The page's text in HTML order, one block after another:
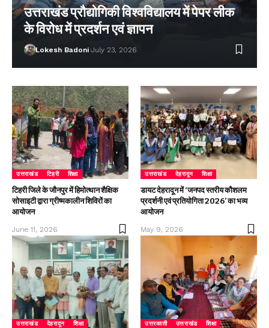
उत्तराखंड प्रौद्योगिकी विश्वविद्यालय में पेपर लीक
के विरोध में प्रदर्शन एवं ज्ञापन
Lokesh Badoni July 23, 2026
उत्तराखंड टिहरी शिक्षा
टिहरी जिले के जौनपुर में हिमोत्थान शैक्षिक
सोसाइटी द्वारा ग्रीष्मकालीन शिविरों का
आयोजन
June 11, 2026
उत्तराखंड देहरादून शिक्षा
डायट देहरादून में ‘जनपद स्तरीय कौशलम
प्रदर्शनी एवं प्रतियोगिता 2026’ का भव्य
आयोजन
May 9, 2026
उत्तराखंड देहरादून शिक्षा उत्तरकाशी उत्तराखंड शिक्षा